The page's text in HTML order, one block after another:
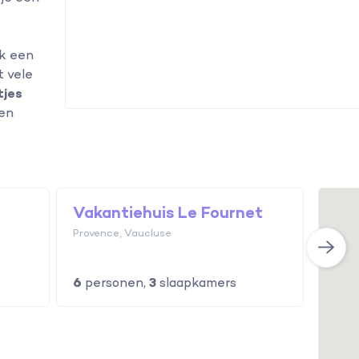
een
vele
Nieuw
Vakantiehuis Le Fournet
Provence, Vaucluse
6 personen, 3slaapkamers